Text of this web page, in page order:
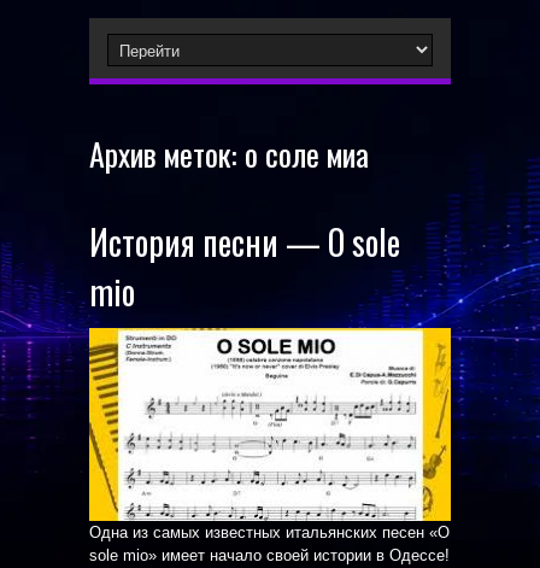
Архив меток: о соле миа
История песни — O sole
mio
Одна из самых известных итальянских песен «O
sole mio» имеет начало своей истории в Одессе!